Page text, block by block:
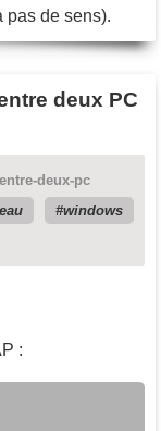
pas de sens).
deux PC
deux-pc
windows
: